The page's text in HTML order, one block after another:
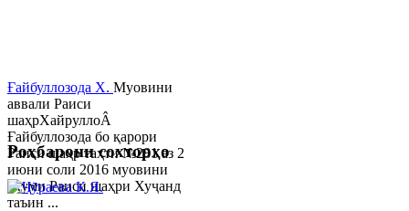
Ғайбуллозода Х. Муовини
аввали Раиси
шаҳрХайруллоÂ
Ғайбуллозода бо қарори
Раиси шаҳр таҳти №281 аз 2
июни соли 2016 муовини
якуми Раиси шаҳри Хуҷанд
таъин ...
Роҳбарони сохторҳо